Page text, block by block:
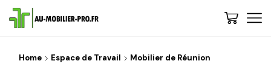
Home Espace de Travail Mobilier de Réunion